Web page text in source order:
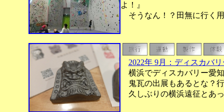
よ！』
そうなん！？田無に行く
2022年 9月：ディスカバ
横浜でディスカバリー愛
鬼瓦の出展もあるとな？
久しぶりの横浜遠征とあ